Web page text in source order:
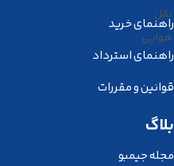
راهنمای خرید
راهنمای استرداد
قوانین و مقررات
بلاگ
مجله جیمبو